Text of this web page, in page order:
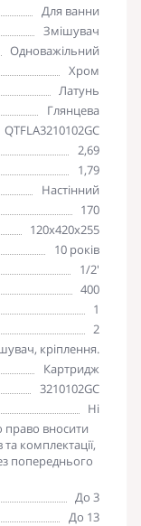
Для ванни
Змішувач
Одноважільний
Хром
Латунь
Глянцева
QTFLA3210102GC
2,69
1,79
Настінний
170
120х420х255
10 років
1/2'
400
1
2
кріплення.
Картридж
3210102GC
Ні
вносити
комплектації,
попереднього
До 3
До 13